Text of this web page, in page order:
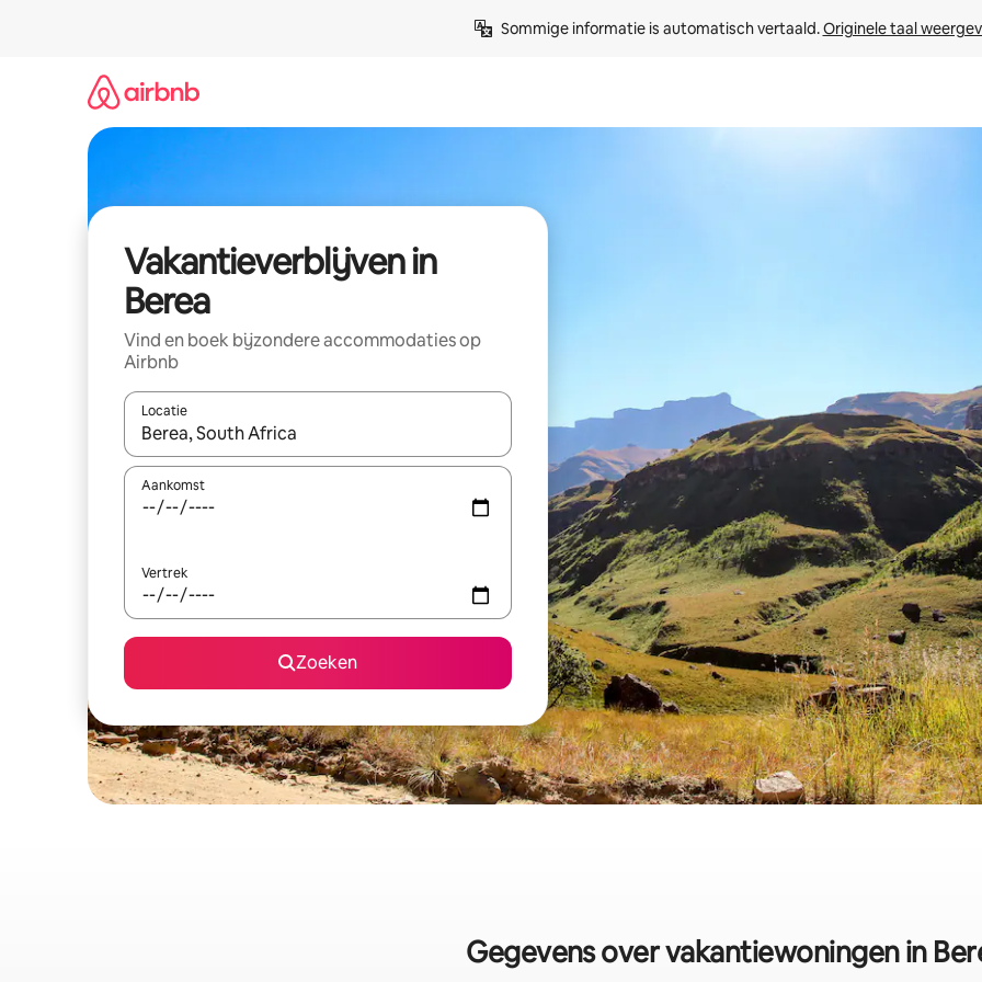
Sommige informatie is automatisch vertaald. Originele taal
Vakantieverblijven in
Berea
Vind en boek bijzondere accommodaties op
Airbnb
Locatie
Wanneer er resultaten beschikbaar zijn, maak je een keuze met je de pijltjestoetsen omhoog en omlaag, óf door te
Aankomst
Vertrek
Zoeken
Gegevens over vakantiewoningen in